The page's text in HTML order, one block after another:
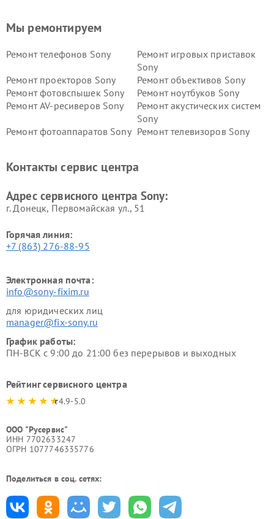
Мы ремонтируем
Ремонт телефонов Sony
Ремонт игровых приставок
Sony
Ремонт проекторов Sony
Ремонт объективов Sony
Ремонт фотовспышек Sony
Ремонт ноутбуков Sony
Ремонт AV-ресиверов Sony
Ремонт акустических систем
Sony
Ремонт фотоаппаратов Sony Ремонт телевизоров Sony
Контакты сервис центра
Адрес сервисного центра Sony:
г. Донецк, Первомайская ул., 51
Горячая линия:
+7 (863) 276-88-95
Электронная почта:
info@sony-fixim.ru
для юридических лиц
manager@fix-sony.ru
График работы:
ПН-ВСК с 9:00 до 21:00 без перерывов и выходных
Рейтинг сервисного центра
4.9-5.0
ООО "Русервис"
ИНН 7702633247
ОГРН 1077746335776
Поделиться в соц. сетях: